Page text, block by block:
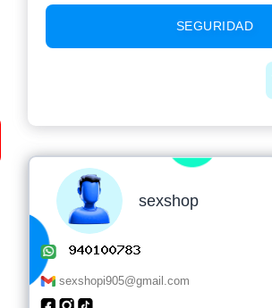
SEGURIDAD
sexshop
sexshopi905@gmail.com